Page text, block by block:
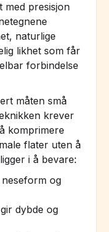
med presisjon
naturlige
likhet som får
forbindelse
måten små
krever
komprimere
flater uten å
i å bevare:
og
dybde og